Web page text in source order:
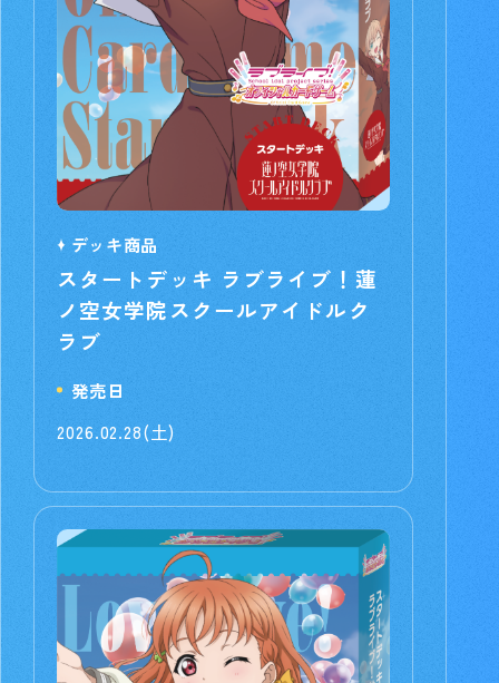
デッキ商品
スタートデッキ ラブライブ！蓮
ノ空女学院スクールアイドルク
ラブ
発売日
2026.02.28(土)